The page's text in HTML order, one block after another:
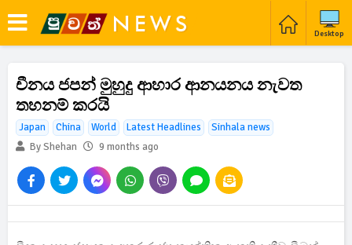
Desktop
චීනය ජපන් මුහුදු ආහාර ආනයනය නැවත
තහනම් කරයි
Japan China World Latest Headlines
Sinhala news
By Shehan
9 months ago